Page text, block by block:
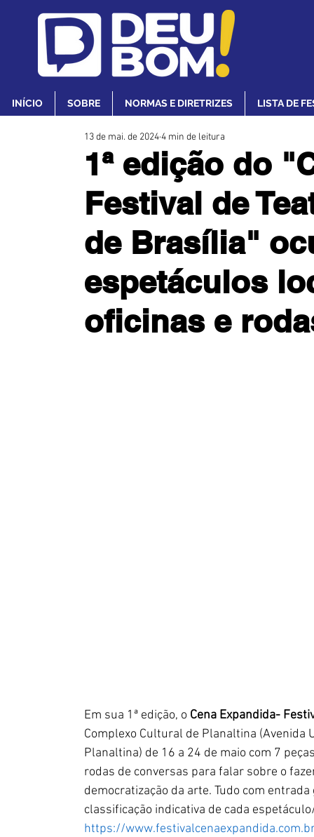
INÍCIO SOBRE NORMAS E DIRETRIZES LISTA DE
1ª edição do
Festival de
de Brasília"
espetáculos
oficinas e
13 de mai. de 20244 min de leitura
Em sua 1ª edição, o Cena Expandida-
Complexo Cultural de Planaltina
Planaltina) de 16 a 24 de maio com 7
rodas de conversas para falar sobre o
democratização da arte. Tudo com
classificação indicativa de cada
https://